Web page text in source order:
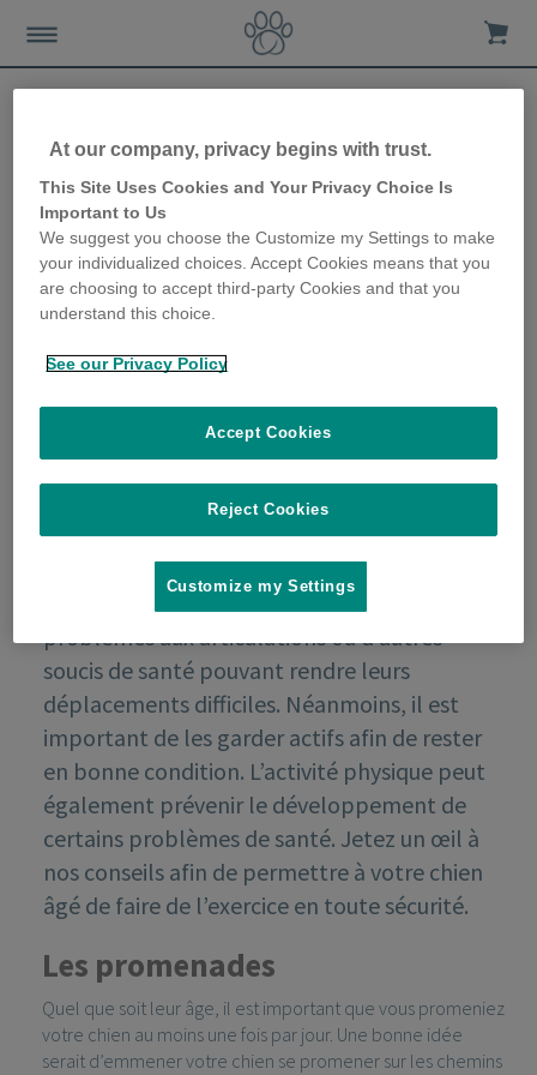
Conseils d’exercices pour
chiens âgés
2nd February 2023
Les chiens âgés peuvent présenter des
problèmes aux articulations ou d’autres
soucis de santé pouvant rendre leurs
déplacements difficiles. Néanmoins, il est
important de les garder actifs afin de rester
en bonne condition. L’activité physique peut
également prévenir le développement de
certains problèmes de santé. Jetez un œil à
nos conseils afin de permettre à votre chien
âgé de faire de l’exercice en toute sécurité.
Les promenades
Quel que soit leur âge, il est important que vous promeniez
votre chien au moins une fois par jour. Une bonne idée
serait d’emmener votre chien se promener sur les chemins
At our company, privacy begins with trust.
This Site Uses Cookies and Your Privacy Choice Is
Important to Us
We suggest you choose the Customize my Settings to make
your individualized choices. Accept Cookies means that you
are choosing to accept third-party Cookies and that you
understand this choice.
See our Privacy Policy
Reject Cookies
Accept Cookies
Customize my Settings